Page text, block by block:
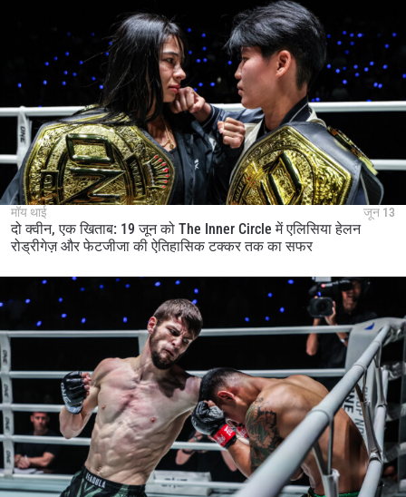
मॉय थाई जून 13
दो क्वीन, एक खिताब: 19 जून को The Inner Circle में एलिसिया हेलन
रोड्रीगेज़ और फेटजीजा की ऐतिहासिक टक्कर तक का सफर